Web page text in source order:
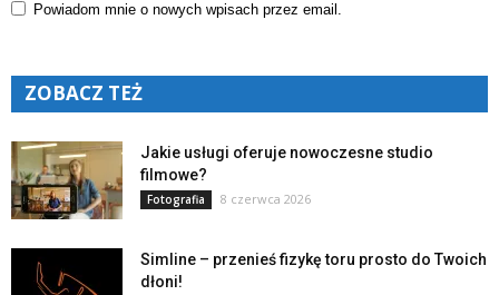
Powiadom mnie o nowych wpisach przez email.
ZOBACZ TEŻ
Jakie usługi oferuje nowoczesne studio
filmowe?
Fotografia 8 czerwca 2026
Simline – przenieś fizykę toru prosto do Twoich
dłoni!